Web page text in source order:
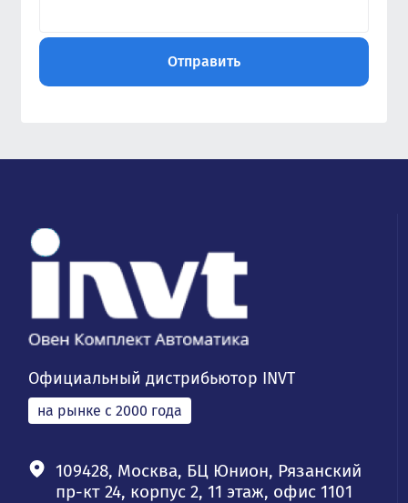
Официальный дистрибьютор INVT
на рынке с 2000 года
109428, Москва, БЦ Юнион, Рязанский
пр-кт 24, корпус 2, 11 этаж, офис 1101